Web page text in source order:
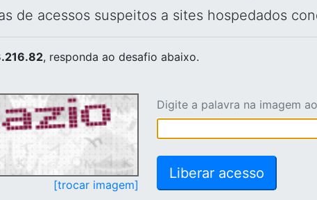
de acessos suspeitos a sites hospedados
, responda ao desafio abaixo.
[trocar imagem]
Digite a palavra na imagem